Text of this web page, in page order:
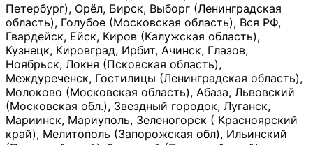
Петербург), Орёл, Бирск, Выборг (Ленинградская
область), Голубое (Московская область), Вся РФ,
Гвардейск, Ейск, Киров (Калужская область),
Кузнецк, Кировград, Ирбит, Ачинск, Глазов,
Ноябрьск, Локня (Псковская область),
Междуреченск, Гостилицы (Ленинградская область),
Молоково (Московская область), Абаза, Львовский
(Московская обл.), Звездный городок, Луганск,
Мариинск, Мариуполь, Зеленогорск ( Красноярский
край), Мелитополь (Запорожская обл), Ильинский